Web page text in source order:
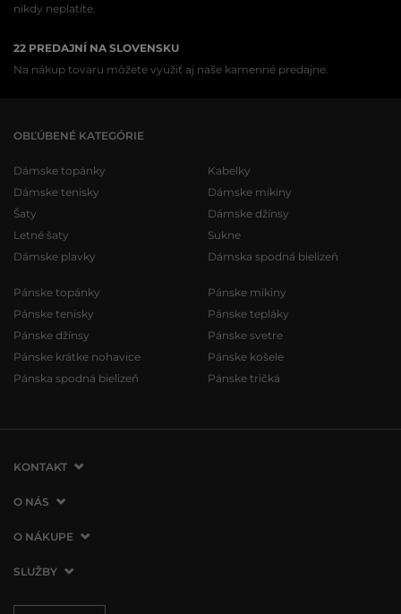
nikdy neplatíte.
22 PREDAJNÍ NA SLOVENSKU
Na nákup tovaru môžete využiť aj naše kamenné predajne.
OBĽÚBENÉ KATEGÓRIE
Dámske topánky
Dámske tenisky
Šaty
Letné šaty
Dámske plavky
Kabelky
Dámske mikiny
Dámske džínsy
Sukne
Dámska spodná bielizeň
Pánske topánky
Pánske tenisky
Pánske džínsy
Pánske krátke nohavice
Pánska spodná bielizeň
Pánske mikiny
Pánske tepláky
Pánske svetre
Pánske košele
Pánske tričká
KONTAKT
VERMONT Services Slovakia s. r. o.
821 07 Bratislava
Slovenská republika
info@vermont.sk
O NÁS
O spoločnosti
Naše predajne
O NÁKUPE
Ako nakupovať
SLUŽBY
Doprava a platba